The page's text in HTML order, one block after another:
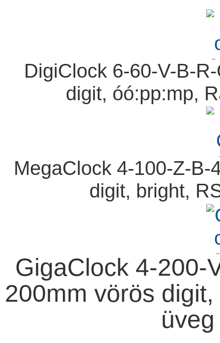
DigiClock 6-60-V-B-
digit, óó:pp:mp,
MegaClock 4-100-Z-
digit, bright,
GigaClock 4-200-
200mm vörös